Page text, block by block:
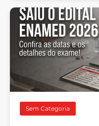
Sem Categoria